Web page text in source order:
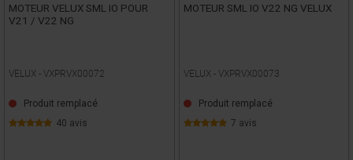
MOTEUR VELUX SML IO POUR
V21 / V22 NG
VELUX - VXPRVX00072
Produit remplacé
40 avis
MOTEUR SML IO V22 NG VELUX
VELUX - VXPRVX00073
Produit remplacé
7 avis